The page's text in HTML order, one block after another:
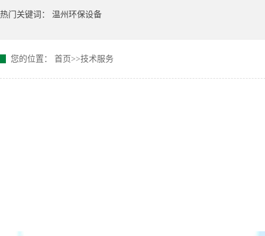
热门关键词： 温州环保设备
您的位置： 首页>>技术服务